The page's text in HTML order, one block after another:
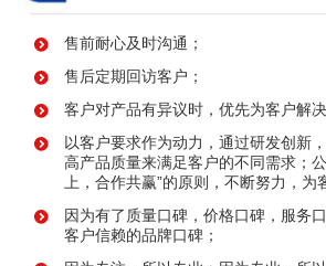
售前耐心及时沟通；
售后定期回访客户；
客户对产品有异议时，优先为客户解决
以客户要求作为动力，通过研发创新
高产品质量来满足客户的不同需求；
上，合作共赢”的原则，不断努力，为
因为有了质量口碑，价格口碑，服务
客户信赖的品牌口碑；